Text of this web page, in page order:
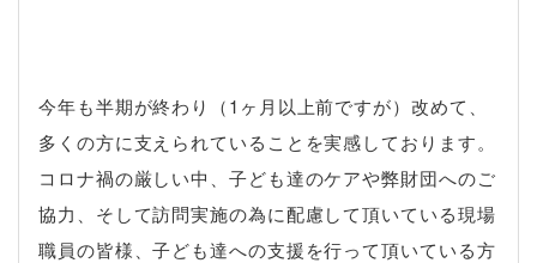
今年も半期が終わり（1ヶ月以上前ですが）改めて、
多くの方に支えられていることを実感しております。
コロナ禍の厳しい中、子ども達のケアや弊財団へのご
協力、そして訪問実施の為に配慮して頂いている現場
職員の皆様、子ども達への支援を行って頂いている方